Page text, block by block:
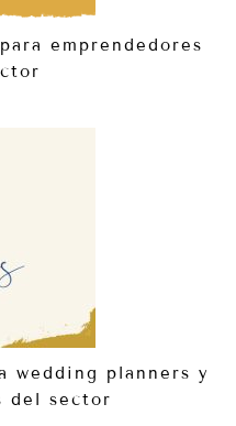
emprendedores
wedding planners y
del sector